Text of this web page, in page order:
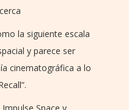
la siguiente escala
y parece ser
cinematográfica a lo